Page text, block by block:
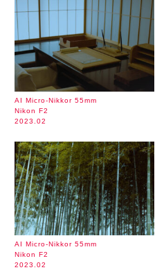
AI Micro-Nikkor 55mm
Nikon F2
2023.02
AI Micro-Nikkor 55mm
Nikon F2
2023.02